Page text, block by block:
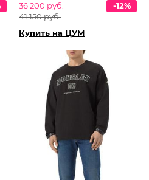
36 200 руб.
41 150 руб.
-12%
Купить на ЦУМ